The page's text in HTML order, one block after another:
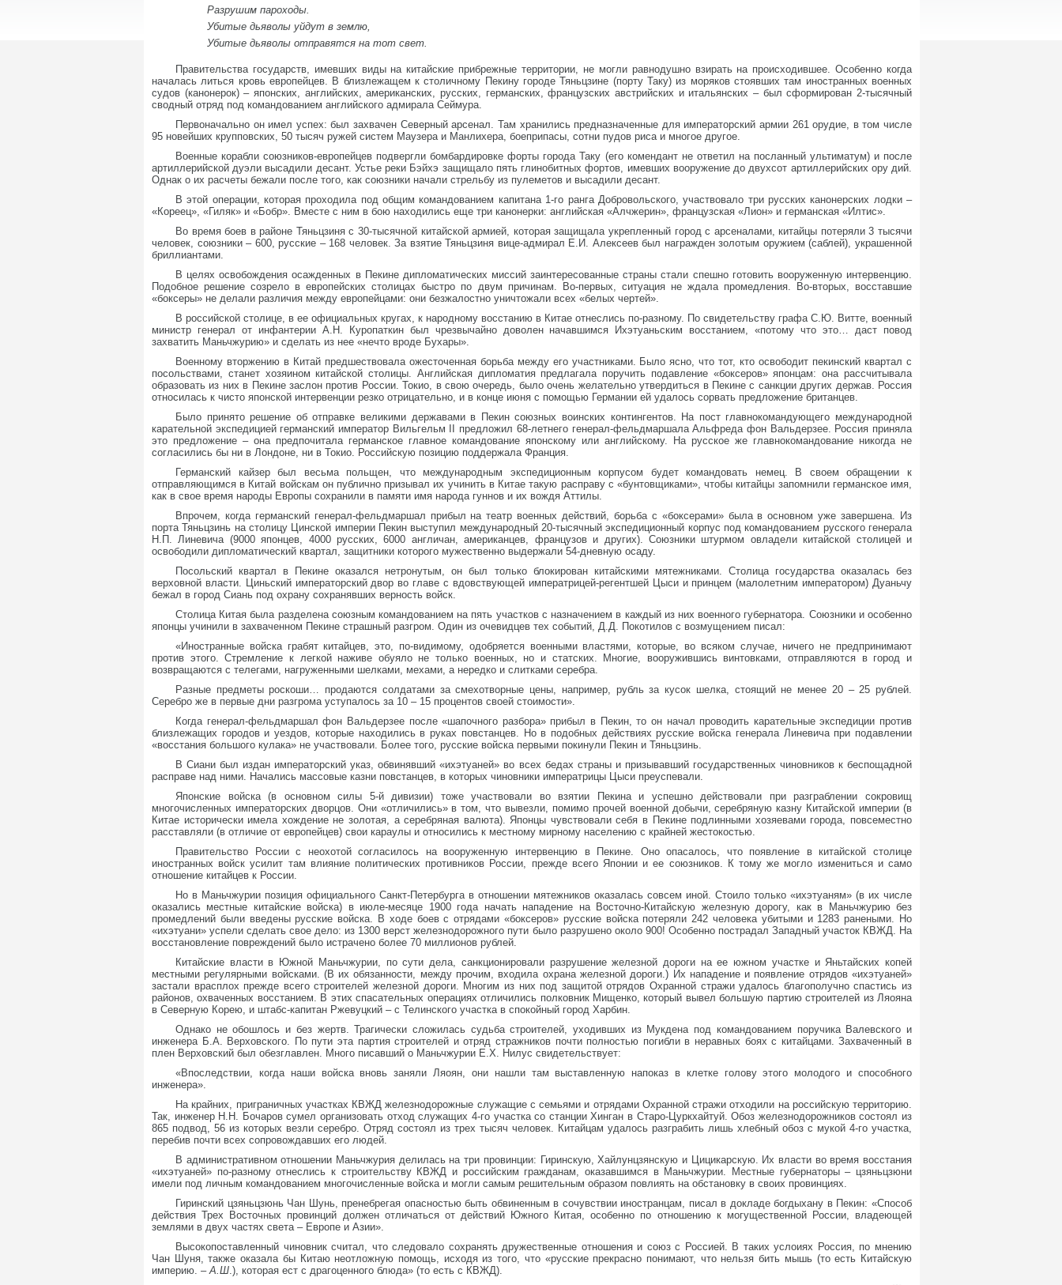
Разрушим пароходы.
Убитые дьяволы уйдут в землю,
Убитые дьяволы отправятся на тот свет.
Правительства государств, имевших виды на китайские прибрежные территории, не могли равнодушно взирать на происходившее. Особенно когда
началась литься кровь европейцев. В близлежащем к столичному Пекину городе Тяньцзине (порту Таку) из моряков стоявших там иностранных военных
судов (канонерок) – японских, английских, американских, русских, германских, французских австрийских и итальянских – был сформирован 2-тысячный
сводный отряд под командованием английского адмирала Сеймура.
Первоначально он имел успех: был захвачен Северный арсенал. Там хранились предназначенные для императорский армии 261 орудие, в том числе
95 новейших крупповских, 50 тысяч ружей систем Маузера и Манлихера, боеприпасы, сотни пудов риса и многое другое.
Военные корабли союзников-европейцев подвергли бомбардировке форты города Таку (его комендант не ответил на посланный ультиматум) и после
артиллерийской дуэли высадили десант. Устье реки Бэйхэ защищало пять глинобитных фортов, имевших вооружение до двухсот артиллерийских ору дий.
Однак о их расчеты бежали после того, как союзники начали стрельбу из пулеметов и высадили десант.
В этой операции, которая проходила под общим командованием капитана 1-го ранга Добровольского, участвовало три русских канонерских лодки –
«Кореец», «Гиляк» и «Бобр». Вместе с ним в бою находились еще три канонерки: английская «Алчжерин», французская «Лион» и германская «Илтис».
Во время боев в районе Тяньцзиня с 30-тысячной китайской армией, которая защищала укрепленный город с арсеналами, китайцы потеряли 3 тысячи
человек, союзники – 600, русские – 168 человек. За взятие Тяньцзиня вице-адмирал Е.И. Алексеев был награжден золотым оружием (саблей), украшенной
бриллиантами.
В целях освобождения осажденных в Пекине дипломатических миссий заинтересованные страны стали спешно готовить вооруженную интервенцию.
Подобное решение созрело в европейских столицах быстро по двум причинам. Во-первых, ситуация не ждала промедления. Во-вторых, восставшие
«боксеры» не делали различия между европейцами: они безжалостно уничтожали всех «белых чертей».
В российской столице, в ее официальных кругах, к народному восстанию в Китае отнеслись по-разному. По свидетельству графа С.Ю. Витте, военный
министр генерал от инфантерии А.Н. Куропаткин был чрезвычайно доволен начавшимся Ихэтуаньским восстанием, «потому что это… даст повод
захватить Маньчжурию» и сделать из нее «нечто вроде Бухары».
Военному вторжению в Китай предшествовала ожесточенная борьба между его участниками. Было ясно, что тот, кто освободит пекинский квартал с
посольствами, станет хозяином китайской столицы. Английская дипломатия предлагала поручить подавление «боксеров» японцам: она рассчитывала
образовать из них в Пекине заслон против России. Токио, в свою очередь, было очень желательно утвердиться в Пекине с санкции других держав. Россия
относилась к чисто японской интервенции резко отрицательно, и в конце июня с помощью Германии ей удалось сорвать предложение британцев.
Было принято решение об отправке великими державами в Пекин союзных воинских контингентов. На пост главнокомандующего международной
карательной экспедицией германский император Вильгельм II предложил 68-летнего генерал-фельдмаршала Альфреда фон Вальдерзее. Россия приняла
это предложение – она предпочитала германское главное командование японскому или английскому. На русское же главнокомандование никогда не
согласились бы ни в Лондоне, ни в Токио. Российскую позицию поддержала Франция.
Германский кайзер был весьма польщен, что международным экспедиционным корпусом будет командовать немец. В своем обращении к
отправляющимся в Китай войскам он публично призывал их учинить в Китае такую расправу с «бунтовщиками», чтобы китайцы запомнили германское имя,
как в свое время народы Европы сохранили в памяти имя народа гуннов и их вождя Аттилы.
Впрочем, когда германский генерал-фельдмаршал прибыл на театр военных действий, борьба с «боксерами» была в основном уже завершена. Из
порта Тяньцзинь на столицу Цинской империи Пекин выступил международный 20-тысячный экспедиционный корпус под командованием русского генерала
Н.П. Линевича (9000 японцев, 4000 русских, 6000 англичан, американцев, французов и других). Союзники штурмом овладели китайской столицей и
освободили дипломатический квартал, защитники которого мужественно выдержали 54-дневную осаду.
Посольский квартал в Пекине оказался нетронутым, он был только блокирован китайскими мятежниками. Столица государства оказалась без
верховной власти. Циньский императорский двор во главе с вдовствующей императрицей-регентшей Цыси и принцем (малолетним императором) Дуаньчу
бежал в город Сиань под охрану сохранявших верность войск.
Столица Китая была разделена союзным командованием на пять участков с назначением в каждый из них военного губернатора. Союзники и особенно
японцы учинили в захваченном Пекине страшный разгром. Один из очевидцев тех событий, Д.Д. Покотилов с возмущением писал:
«Иностранные войска грабят китайцев, это, по-видимому, одобряется военными властями, которые, во всяком случае, ничего не предпринимают
против этого. Стремление к легкой наживе обуяло не только военных, но и статских. Многие, вооружившись винтовками, отправляются в город и
возвращаются с телегами, нагруженными шелками, мехами, а нередко и слитками серебра.
Разные предметы роскоши… продаются солдатами за смехотворные цены, например, рубль за кусок шелка, стоящий не менее 20 – 25 рублей.
Серебро же в первые дни разгрома уступалось за 10 – 15 процентов своей стоимости».
Когда генерал-фельдмаршал фон Вальдерзее после «шапочного разбора» прибыл в Пекин, то он начал проводить карательные экспедиции против
близлежащих городов и уездов, которые находились в руках повстанцев. Но в подобных действиях русские войска генерала Линевича при подавлении
«восстания большого кулака» не участвовали. Более того, русские войска первыми покинули Пекин и Тяньцзинь.
В Сиани был издан императорский указ, обвинявший «ихэтуаней» во всех бедах страны и призывавший государственных чиновников к беспощадной
расправе над ними. Начались массовые казни повстанцев, в которых чиновники императрицы Цыси преуспевали.
Японские войска (в основном силы 5-й дивизии) тоже участвовали во взятии Пекина и успешно действовали при разграблении сокровищ
многочисленных императорских дворцов. Они «отличились» в том, что вывезли, помимо прочей военной добычи, серебряную казну Китайской империи (в
Китае исторически имела хождение не золотая, а серебряная валюта). Японцы чувствовали себя в Пекине подлинными хозяевами города, повсеместно
расставляли (в отличие от европейцев) свои караулы и относились к местному мирному населению с крайней жестокостью.
Правительство России с неохотой согласилось на вооруженную интервенцию в Пекине. Оно опасалось, что появление в китайской столице
иностранных войск усилит там влияние политических противников России, прежде всего Японии и ее союзников. К тому же могло измениться и само
отношение китайцев к России.
Но в Маньчжурии позиция официального Санкт-Петербурга в отношении мятежников оказалась совсем иной. Стоило только «ихэтуаням» (в их числе
оказались местные китайские войска) в июле-месяце 1900 года начать нападение на Восточно-Китайскую железную дорогу, как в Маньчжурию без
промедлений были введены русские войска. В ходе боев с отрядами «боксеров» русские войска потеряли 242 человека убитыми и 1283 ранеными. Но
«ихэтуани» успели сделать свое дело: из 1300 верст железнодорожного пути было разрушено около 900! Особенно пострадал Западный участок КВЖД. На
восстановление повреждений было истрачено более 70 миллионов рублей.
Китайские власти в Южной Маньчжурии, по сути дела, санкционировали разрушение железной дороги на ее южном участке и Яньтайских копей
местными регулярными войсками. (В их обязанности, между прочим, входила охрана железной дороги.) Их нападение и появление отрядов «ихэтуаней»
застали врасплох прежде всего строителей железной дороги. Многим из них под защитой отрядов Охранной стражи удалось благополучно спастись из
районов, охваченных восстанием. В этих спасательных операциях отличились полковник Мищенко, который вывел большую партию строителей из Ляояна
в Северную Корею, и штабс-капитан Ржевуцкий – с Телинского участка в спокойный город Харбин.
Однако не обошлось и без жертв. Трагически сложилась судьба строителей, уходивших из Мукдена под командованием поручика Валевского и
инженера Б.А. Верховского. По пути эта партия строителей и отряд стражников почти полностью погибли в неравных боях с китайцами. Захваченный в
плен Верховский был обезглавлен. Много писавший о Маньчжурии Е.Х. Нилус свидетельствует:
«Впоследствии, когда наши войска вновь заняли Ляоян, они нашли там выставленную напоказ в клетке голову этого молодого и способного
инженера».
На крайних, приграничных участках КВЖД железнодорожные служащие с семьями и отрядами Охранной стражи отходили на российскую территорию.
Так, инженер Н.Н. Бочаров сумел организовать отход служащих 4-го участка со станции Хинган в Старо-Цуркхайтуй. Обоз железнодорожников состоял из
865 подвод, 56 из которых везли серебро. Отряд состоял из трех тысяч человек. Китайцам удалось разграбить лишь хлебный обоз с мукой 4-го участка,
перебив почти всех сопровождавших его людей.
В административном отношении Маньчжурия делилась на три провинции: Гиринскую, Хайлунцзянскую и Цицикарскую. Их власти во время восстания
«ихэтуаней» по-разному отнеслись к строительству КВЖД и российским гражданам, оказавшимся в Маньчжурии. Местные губернаторы – цзяньцзюни
имели под личным командованием многочисленные войска и могли самым решительным образом повлиять на обстановку в своих провинциях.
Гиринский цзяньцзюнь Чан Шунь, пренебрегая опасностью быть обвиненным в сочувствии иностранцам, писал в докладе богдыхану в Пекин: «Способ
действия Трех Восточных провинций должен отличаться от действий Южного Китая, особенно по отношению к могущественной России, владеющей
землями в двух частях света – Европе и Азии».
Высокопоставленный чиновник считал, что следовало сохранять дружественные отношения и союз с Россией. В таких услоиях Россия, по мнению
Чан Шуня, также оказала бы Китаю неотложную помощь, исходя из того, что «русские прекрасно понимают, что нельзя бить мышь (то есть Китайскую
империю. –А.Ш.), которая ест с драгоценного блюда» (то есть с КВЖД).